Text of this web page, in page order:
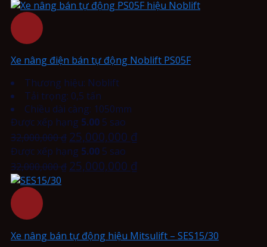
Xe nâng điện bán tự động Noblift PS05F
Thương hiệu: Noblift
Tải trọng: 0,5 tấn
Chiều dài càng: 1050mm
Được xếp hạng 5.00 5 sao
32,000,000₫ 25,000,000 ₫
Được xếp hạng 5.00 5 sao
32,000,000₫ 25,000,000 ₫
Xe nâng bán tự động hiệu Mitsulift – SES15/30